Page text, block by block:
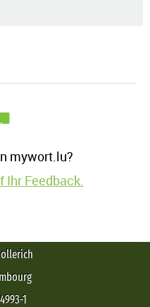
mywort.lu?
Ihr Feedback.
1